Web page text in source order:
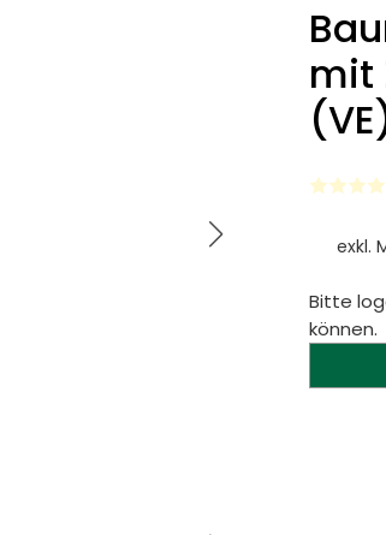
mit
exkl.
Bitte
können.